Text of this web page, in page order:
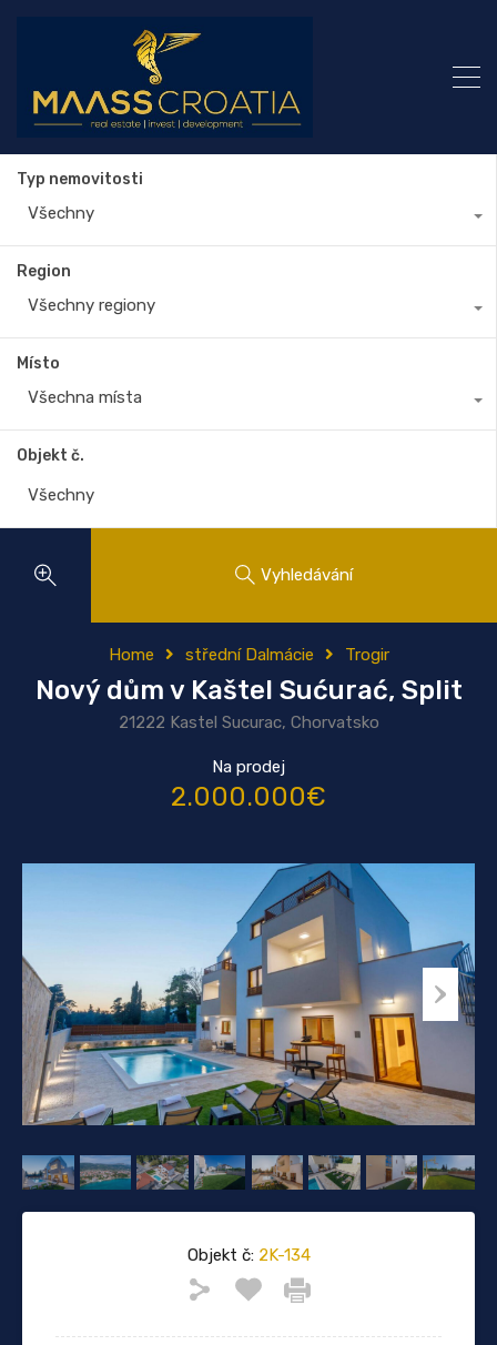
Typ nemovitosti
Všechny
Region
Všechny regiony
Místo
Všechna místa
Objekt č.
Vyhledávání
Home střední Dalmácie Trogir
Nový dům v Kaštel Sućurać, Split
21222 Kastel Sucurac, Chorvatsko
Na prodej
2.000.000€
Objekt č:2K-134